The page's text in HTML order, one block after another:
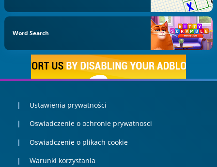
Word Search
Ustawienia prywatności
Oswiadczenie o ochronie prywatnosci
Oswiadczenie o plikach cookie
Warunki korzystania